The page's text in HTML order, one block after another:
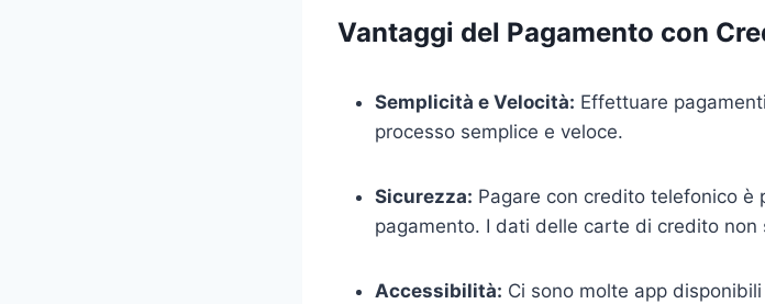
Vantaggi del Pagamento con
Semplicità e Velocità: Effettuare
processo semplice e veloce.
Sicurezza: Pagare con credito telefonico
pagamento. I dati delle carte di credito
Accessibilità: Ci sono molte app